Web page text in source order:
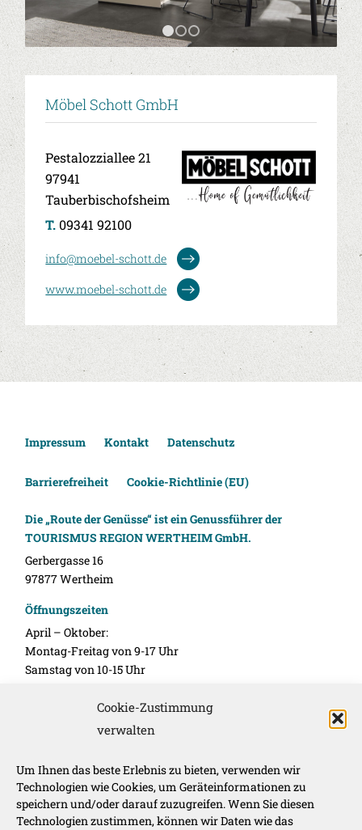
Cookie-Zustimmung
verwalten
Um Ihnen das beste Erlebnis zu bieten, verwenden wir
Technologien wie Cookies, um Geräteinformationen zu
speichern und/oder darauf zuzugreifen. Wenn Sie diesen
Technologien zustimmen, können wir Daten wie das
1 2
Möbel Schott GmbH
Pestalozziallee 21
97941
Tauberbischofsheim
T. 09341 92100
info@moebel-schott.de
www.moebel-schott.de
Impressum Kontakt Datenschutz
Barrierefreiheit Cookie-Richtlinie (EU)
Die „Route der Genüsse“ ist ein Genussführer der
TOURISMUS REGION WERTHEIM GmbH.
Gerbergasse 16
97877 Wertheim
Öffnungszeiten
April – Oktober:
Montag-Freitag von 9-17 Uhr
Samstag von 10-15 Uhr
Montag-Freitag 10-16 Uhr